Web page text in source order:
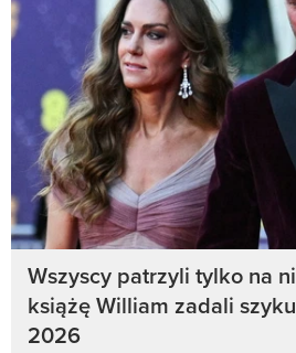
Wszyscy patrzyli tylko na
książę William zadali
2026